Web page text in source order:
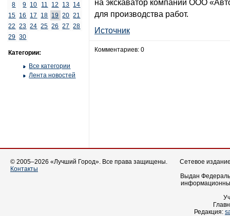
8
9 10 11 12 13 14
15 16 17 18 19 20 21
22
23 24 25 26 27
28
29 30
Категории:
Все категории
Лента новостей
на экскаватор компании ООО
для производства работ.
Источник
Комментариев: 0
© 2005–2026 «Лучший Город». Все права защищены.
Контакты
Сетевое
Выдан
Редакция: